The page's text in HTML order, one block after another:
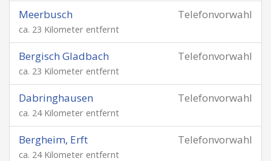
Telefonvorwahl
Meerbusch
ca. 23 Kilometer entfernt
Telefonvorwahl
Bergisch Gladbach
ca. 23 Kilometer entfernt
Telefonvorwahl
Dabringhausen
ca. 24 Kilometer entfernt
Telefonvorwahl
Bergheim, Erft
ca. 24 Kilometer entfernt